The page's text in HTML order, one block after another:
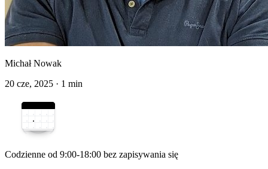
Michał Nowak
20 cze, 2025 · 1 min
Codzienne od 9:00-18:00 bez zapisywania się